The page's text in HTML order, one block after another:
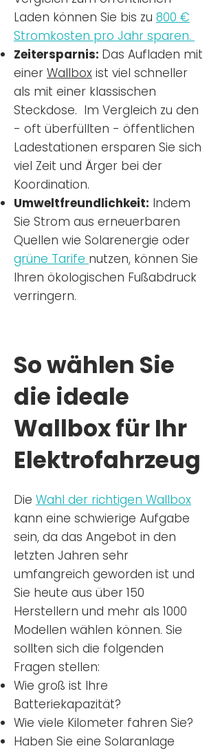
Laden können Sie bis zu 800 €
Stromkosten pro Jahr sparen.
Zeitersparnis: Das Aufladen mit
einer Wallbox ist viel schneller
als mit einer klassischen
Steckdose. Im Vergleich zu den
- oft überfüllten - öffentlichen
Ladestationen ersparen Sie sich
viel Zeit und Ärger bei der
Koordination.
Umweltfreundlichkeit: Indem
Sie Strom aus erneuerbaren
Quellen wie Solarenergie oder
grüne Tarife nutzen, können Sie
Ihren ökologischen Fußabdruck
verringern.
So wählen Sie
die ideale
Wallbox für Ihr
Elektrofahrzeug
Die Wahl der richtigen Wallbox
kann eine schwierige Aufgabe
sein, da das Angebot in den
letzten Jahren sehr
umfangreich geworden ist und
Sie heute aus über 150
Herstellern und mehr als 1000
Modellen wählen können. Sie
sollten sich die folgenden
Fragen stellen:
Wie groß ist Ihre
Batteriekapazität?
Wie viele Kilometer fahren Sie?
Haben Sie eine Solaranlage